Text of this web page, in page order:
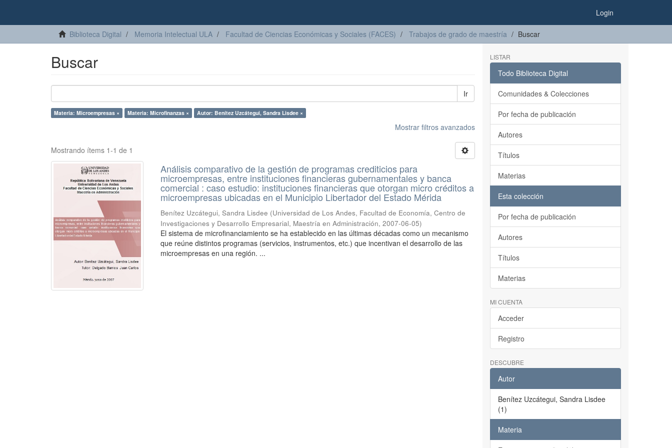
Login
Biblioteca Digital Memoria Intelectual ULA Facultad de Ciencias Económicas y Sociales (FACES) Trabajos de grado de maestría Buscar
Buscar
Ir
Materia: Microempresas × Materia: Microfinanzas × Autor: Benítez Uzcátegui, Sandra Lisdee ×
Mostrar filtros avanzados
Mostrando ítems 1-1 de 1
Análisis comparativo de la gestión de programas crediticios para
microempresas, entre instituciones financieras gubernamentales y banca
comercial : caso estudio: instituciones financieras que otorgan micro créditos a
microempresas ubicadas en el Municipio Libertador del Estado Mérida
Benítez Uzcátegui, Sandra Lisdee (Universidad de Los Andes, Facultad de Economía, Centro de
Investigaciones y Desarrollo Empresarial, Maestría en Administración,2007-06-05)
El sistema de microfinanciamiento se ha establecido en las últimas décadas como un mecanismo
que reúne distintos programas (servicios, instrumentos, etc.) que incentivan el desarrollo de las
microempresas en una región. ...
LISTAR
Todo Biblioteca Digital
Comunidades & Colecciones
Por fecha de publicación
Autores
Títulos
Materias
Esta colección
Por fecha de publicación
Autores
Títulos
Materias
MI CUENTA
Acceder
Registro
DESCUBRE
Autor
Benítez Uzcátegui, Sandra Lisdee
(1)
Materia